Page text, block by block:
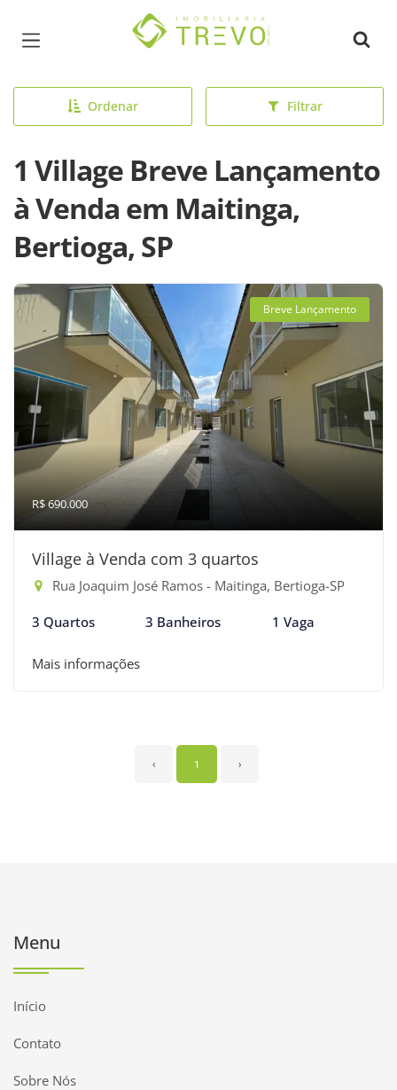
Página inicial
Ordenar Filtrar
1 Village Breve Lançamento
à Venda em Maitinga,
Bertioga, SP
Breve Lançamento
R$ 690.000
Village à Venda com 3 quartos
Rua Joaquim José Ramos - Maitinga, Bertioga-SP
3 Quartos 3 Banheiros 1 Vaga
Mais informações
‹ 1 ›
Menu
Início
Contato
Sobre Nós